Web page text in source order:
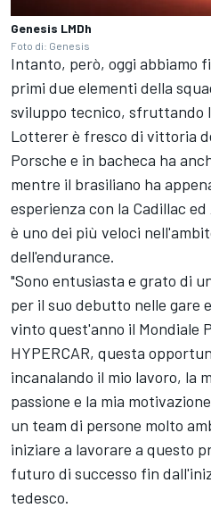
Genesis LMDh
Foto di: Genesis
Intanto, però, oggi abbiamo
primi due elementi della
sviluppo tecnico, sfruttando
Lotterer è fresco di vittoria
Porsche e in bacheca ha
mentre il brasiliano ha
esperienza con la Cadillac
è uno dei più veloci
dell'endurance.
"Sono entusiasta e grato di
per il suo debutto nelle gare
vinto quest'anno il Mondiale
HYPERCAR, questa
incanalando il mio lavoro, la
passione e la mia
un team di persone molto
iniziare a lavorare a questo
futuro di successo fin
tedesco.